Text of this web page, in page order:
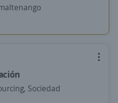
Sociedad